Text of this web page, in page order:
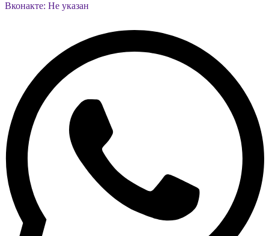
Вконакте: Не указан